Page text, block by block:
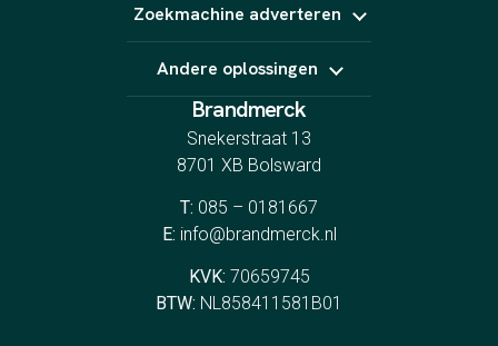
Webshop laten maken
Landingspagina's
CRO
Zoekmachine adverteren
Bing Ads
YouTube Ads
Andere oplossingen
Indeed
Spotify
Brandmerck
Snekerstraat 13
8701 XB Bolsward
T: 085 – 0181667
E: info@brandmerck.nl
KVK: 70659745
BTW: NL858411581B01